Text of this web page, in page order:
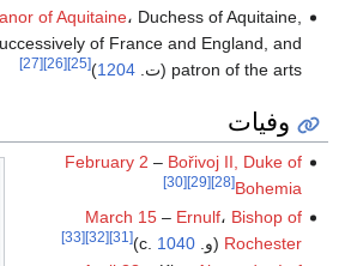
of Aquitaine، Duchess of Aquitaine,
of France and England, and
patron of the arts (ت.
1204
)
[25]
[26]
[27]
وفيات
February 2 – Bořivoj II, Duke of
Bohemia
[28]
[29]
[30]
March 15– Ernulf، Bishop of
Rochester (و. c.1040
)
[31]
[32]
[33]